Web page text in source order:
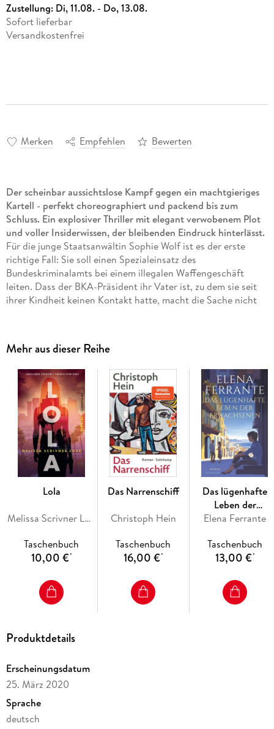
Zustellung: Di, 11.08. - Do, 13.08.
Sofort lieferbar
Versandkostenfrei
Merken Empfehlen Bewerten
Der scheinbar aussichtslose Kampf gegen ein machtgieriges
Kartell - perfekt choreographiert und packend bis zum
Schluss. Ein explosiver Thriller mit elegant verwobenem Plot
und voller Insiderwissen, der bleibenden Eindruck hinterlässt.
Für die junge Staatsanwältin Sophie Wolf ist es der erste
richtige Fall: Sie soll einen Spezialeinsatz des
Bundeskriminalamts bei einem illegalen Waffengeschäft
leiten. Dass der BKA-Präsident ihr Vater ist, zu dem sie seit
ihrer Kindheit keinen Kontakt hatte, macht die Sache nicht
Explosion eines Waffencontainers, ein Informant wird auf
dem Flughafen erschossen. Alles verweist auf ein neues
Kartell, das mit Erpressung, Korruption und Mord den
internationalen Waffen- und Drogenmarkt zu erobern
versucht. Der BKA-Präsident geht einen gefährlichen Weg: Er
gründet die Gruppe Rubikon. Nur Sophie und vier seiner
engsten Mitarbeiter wissen davon. Vielleicht einer zu viel . . .
Mehr aus dieser Reihe
Lola
Melissa Scrivner Love
Taschenbuch
10,00 €*
Das Narrenschiff
Christoph Hein
Taschenbuch
16,00 €*
Das lügenhafte
Leben der
Erwachsenen
Elena Ferrante
Taschenbuch
13,00 €*
Produktdetails
Erscheinungsdatum
25. März 2020
Sprache
deutsch